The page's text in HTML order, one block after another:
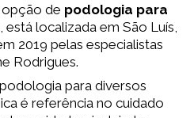
opção de podologia para
, está localizada em São Luís,
2019 pelas especialistas
Rodrigues.
para diversos
é referência no cuidado